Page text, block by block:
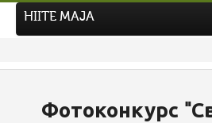
Tööd
HIITE MAJA
Фотоконкурс